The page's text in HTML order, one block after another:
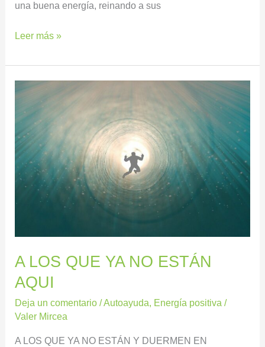
una buena energía, reinando a sus
Leer más »
A LOS QUE YA NO ESTÁN
AQUI
Deja un comentario /Autoayuda, Energía positiva /
Valer Mircea
A LOS QUE YA NO ESTÁN Y DUERMEN EN
QUE
YA
NO
ESTÁN
AQUI